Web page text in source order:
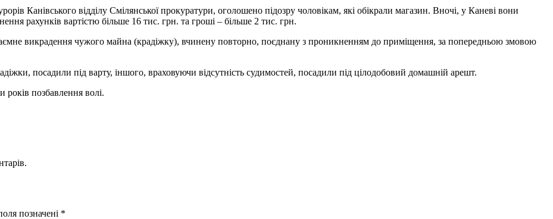
Канівського відділу Смілянської прокуратури, оголошено підозру чоловікам, які обікрали магазин. Вночі, у Каневі вони
рахунків вартістю більше 16 тис. грн. та гроші – більше 2 тис. грн.
викрадення чужого майна (крадіжку), вчинену повторно, поєднану з проникненням до приміщення, за попередньою змовою
посадили під варту, іншого, враховуючи відсутність судимостей, посадили під цілодобовий домашній арешт.
років позбавлення волі.
позначені *